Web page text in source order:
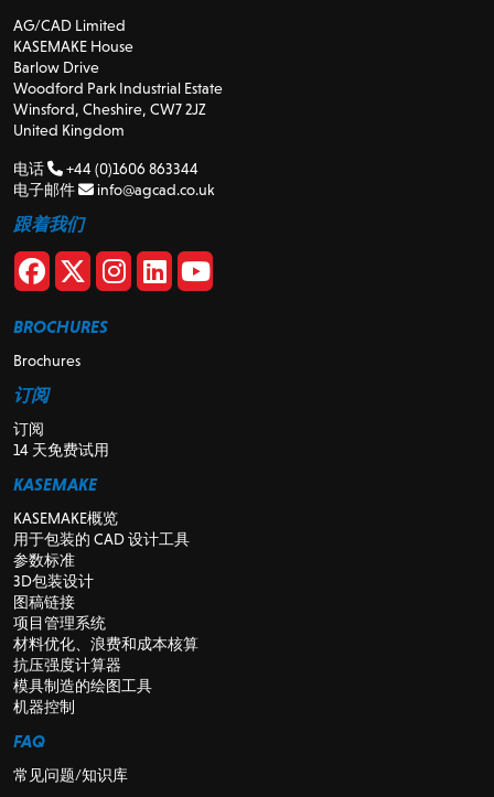
AG/CAD Limited
KASEMAKE House
Barlow Drive
Woodford Park Industrial Estate
Winsford, Cheshire, CW7 2JZ
United Kingdom
电话
+44 (0)1606 863344
电子邮件
info@agcad.co.uk
跟着我们
BROCHURES
Brochures
订阅
订阅
14 天免费试用
KASEMAKE
KASEMAKE概览
用于包装的 CAD 设计工具
参数标准
3D包装设计
图稿链接
项目管理系统
材料优化、浪费和成本核算
抗压强度计算器
模具制造的绘图工具
机器控制
FAQ
常见问题/知识库